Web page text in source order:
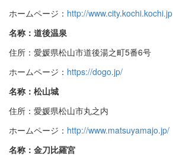
ホームページ： http://www.city.kochi.kochi.jp
名称：道後温泉
住所：愛媛県松山市道後湯之町5番6号
ホームページ： https://dogo.jp/
名称：松山城
住所：愛媛県松山市丸之内
ホームページ： http://www.matsuyamajo.jp/
名称：金刀比羅宮